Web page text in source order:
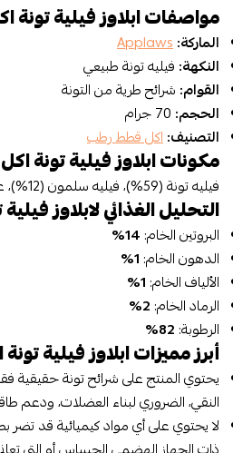
مواصفات ابلاوز فيلية تونة
الماركة:Applaws
النكهة: فيليه تونة طبيعي
القوام: شرائح طرية من التونة
الحجم:
التصنيف:اكل قطط رطب
مكونات ابلاوز فيلية تونة
فيليه تونة (59%)، فيليه سلمون (12%)، عامل تجميد نباتي.
التحليل الغذائي لابلاوز
البروتين الخام: 14%
الدهون الخام: 1%
الألياف الخام: 1%
الرماد الخام: 2%
الرطوبة: 82%
أبرز مميزات ابلاوز فيلية
يحتوي المنتج على شرائح تونة حقيقية
النقي، الضروري لبناء العضلات،
لا يحتوي على أي مواد كيميائية قد